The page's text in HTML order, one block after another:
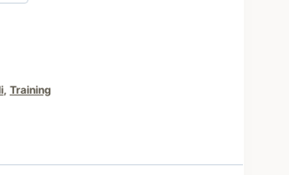
, Training